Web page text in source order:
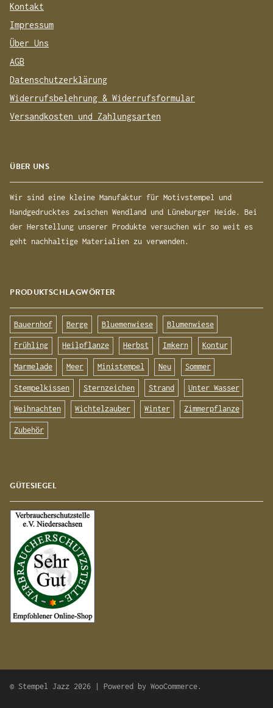
Kontakt
Impressum
Über Uns
AGB
Datenschutzerklärung
Widerrufsbelehrung & Widerrufsformular
Versandkosten und Zahlungsarten
ÜBER UNS
Wir sind eine kleine Manufaktur für Motivstempel und
Handgedrucktes zwischen Wendland und Lüneburger Heide. Bei
der Herstellung unserer Produkte versuchen wir so weit es
geht nachhaltige Materialien zu verwenden.
PRODUKTSCHLAGWÖRTER
Bauernhof Berge Bluemenwiese Blumenwiese
Frühling Heilpflanze Herbst Imkern Kontur
Marmelade Meer Ministempel Neu Sommer
Stempelkissen Sternzeichen Strand Unter Wasser
Weihnachten Wichtelzauber Winter Zimmerpflanze
Zubehör
GÜTESIEGEL
© Stempel Jazz 2026 | Powered byWooCommerce .